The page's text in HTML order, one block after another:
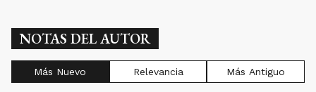
NOTAS DEL AUTOR
Más Nuevo Relevancia Más Antiguo